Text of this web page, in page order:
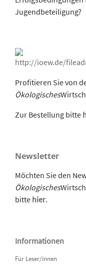
Jugendbeteiligung?
Profitieren Sie von
Ökologisches
Zur Bestellung bitte
Newsletter
Möchten Sie den
Ökologisches
bitte hier.
Informationen
Für Leser/innen